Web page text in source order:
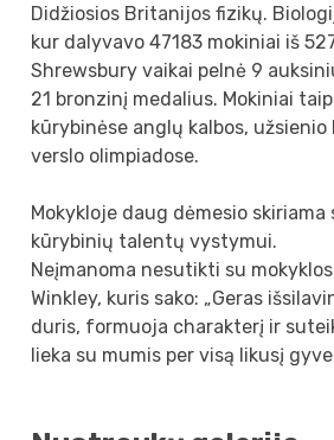
Didžiosios Britanijos fizikų.
kur dalyvavo 47183 mokiniai iš
Shrewsbury vaikai pelnė 9
21 bronzinį medalius. Mokiniai
kūrybinėse anglų kalbos,
verslo olimpiadose.
Mokykloje daug dėmesio skiriama
kūrybinių talentų vystymui.
Neįmanoma nesutikti su
Winkley, kuris sako: „Geras
duris, formuoja charakterį ir
lieka su mumis per visą likusį